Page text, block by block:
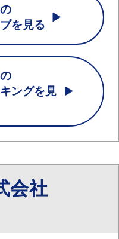
を見る
ングを見
会社